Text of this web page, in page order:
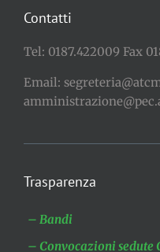
Contatti
Tel: 0187.422009 Fax
Email:
Trasparenza
– Bandi
– Convocazioni sedute